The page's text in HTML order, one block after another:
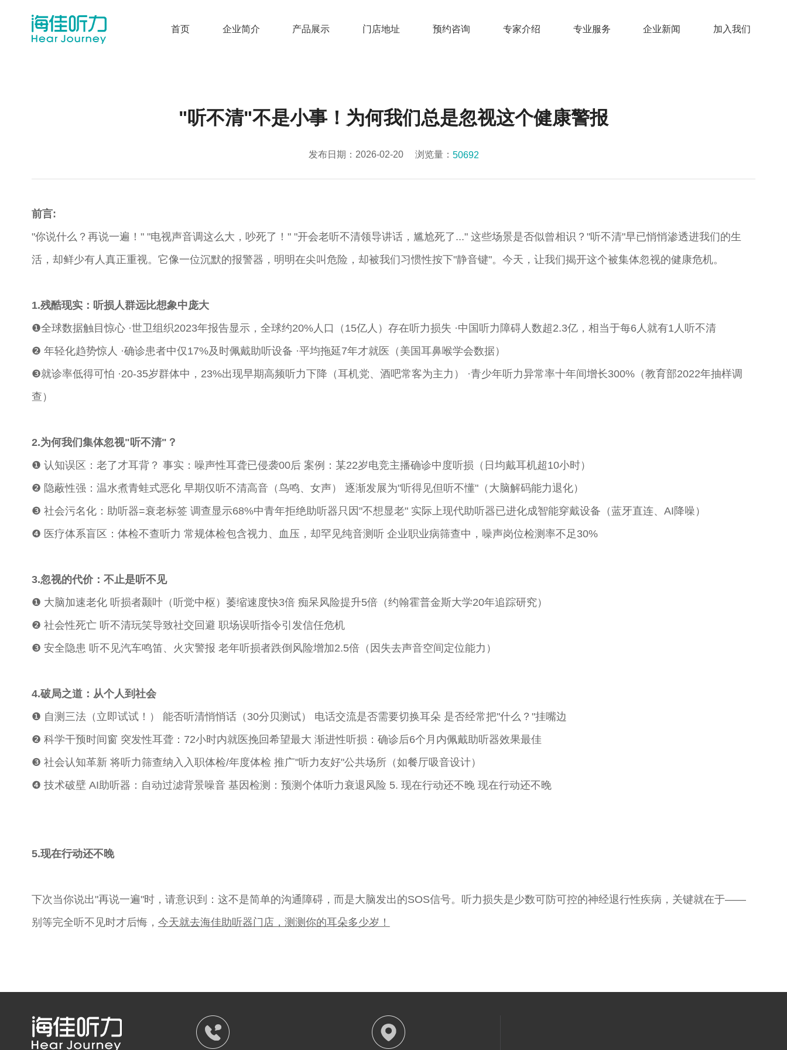
首页 企业简介 产品展示 门店地址 预约咨询 专家介绍 专业服务 企业新闻 加入我们
"听不清"不是小事！为何我们总是忽视这个健康警报
发布日期：2026-02-20 浏览量： 50692
前言:
"你说什么？再说一遍！" "电视声音调这么大，吵死了！" "开会老听不清领导讲话，尴尬死了..." 这些场景是否似曾相识？"听不清"早已悄悄渗透进我们的生
活，却鲜少有人真正重视。它像一位沉默的报警器，明明在尖叫危险，却被我们习惯性按下"静音键"。今天，让我们揭开这个被集体忽视的健康危机。
1.残酷现实：听损人群远比想象中庞大
❶全球数据触目惊心 ·世卫组织2023年报告显示，全球约20%人口（15亿人）存在听力损失 ·中国听力障碍人数超2.3亿，相当于每6人就有1人听不清
❷ 年轻化趋势惊人 ·确诊患者中仅17%及时佩戴助听设备 ·平均拖延7年才就医（美国耳鼻喉学会数据）
❸就诊率低得可怕 ·20-35岁群体中，23%出现早期高频听力下降（耳机党、酒吧常客为主力） ·青少年听力异常率十年间增长300%（教育部2022年抽样调
查）
2.为何我们集体忽视"听不清"？
❶ 认知误区：老了才耳背？ 事实：噪声性耳聋已侵袭00后 案例：某22岁电竞主播确诊中度听损（日均戴耳机超10小时）
❷ 隐蔽性强：温水煮青蛙式恶化 早期仅听不清高音（鸟鸣、女声） 逐渐发展为"听得见但听不懂"（大脑解码能力退化）
❸ 社会污名化：助听器=衰老标签 调查显示68%中青年拒绝助听器只因"不想显老" 实际上现代助听器已进化成智能穿戴设备（蓝牙直连、AI降噪）
❹ 医疗体系盲区：体检不查听力 常规体检包含视力、血压，却罕见纯音测听 企业职业病筛查中，噪声岗位检测率不足30%
3.忽视的代价：不止是听不见
❶ 大脑加速老化 听损者颞叶（听觉中枢）萎缩速度快3倍 痴呆风险提升5倍（约翰霍普金斯大学20年追踪研究）
❷ 社会性死亡 听不清玩笑导致社交回避 职场误听指令引发信任危机
❸ 安全隐患 听不见汽车鸣笛、火灾警报 老年听损者跌倒风险增加2.5倍（因失去声音空间定位能力）
4.破局之道：从个人到社会
❶ 自测三法（立即试试！） 能否听清悄悄话（30分贝测试） 电话交流是否需要切换耳朵 是否经常把"什么？"挂嘴边
❷ 科学干预时间窗 突发性耳聋：72小时内就医挽回希望最大 渐进性听损：确诊后6个月内佩戴助听器效果最佳
❸ 社会认知革新 将听力筛查纳入入职体检/年度体检 推广"听力友好"公共场所（如餐厅吸音设计）
❹ 技术破壁 AI助听器：自动过滤背景噪音 基因检测：预测个体听力衰退风险 5. 现在行动还不晚 现在行动还不晚
5.现在行动还不晚
下次当你说出"再说一遍"时，请意识到：这不是简单的沟通障碍，而是大脑发出的SOS信号。听力损失是少数可防可控的神经退行性疾病，关键就在于——
别等完全听不见时才后悔， 今天就去海佳助听器门店，测测你的耳朵多少岁！